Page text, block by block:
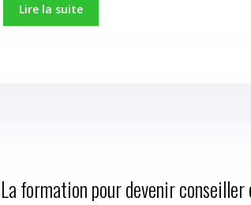
Lire la suite
La formation pour devenir